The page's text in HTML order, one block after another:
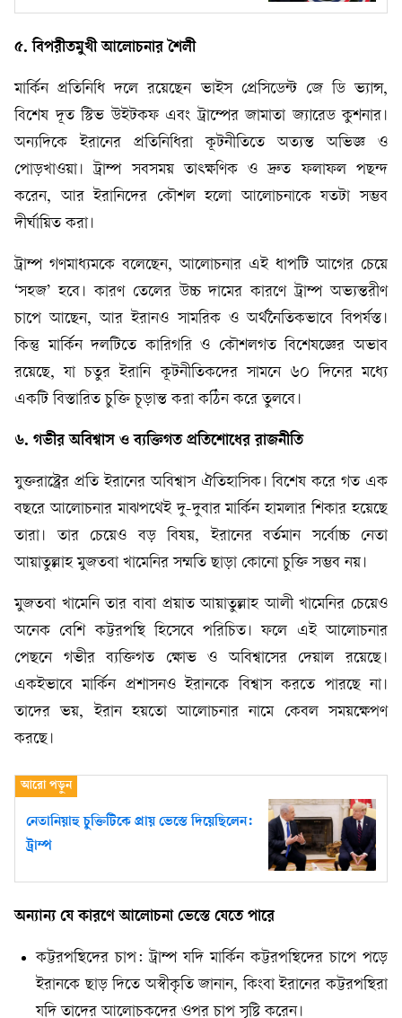
৫. বিপরীতমুখী আলোচনার শৈলী
মার্কিন প্রতিনিধি দলে রয়েছেন ভাইস প্রেসিডেন্ট জে ডি ভ্যান্স,
বিশেষ দূত স্টিভ উইটকফ এবং ট্রাম্পের জামাতা জ্যারেড কুশনার।
অন্যদিকে ইরানের প্রতিনিধিরা কূটনীতিতে অত্যন্ত অভিজ্ঞ ও
পোড়খাওয়া। ট্রাম্প সবসময় তাৎক্ষণিক ও দ্রুত ফলাফল পছন্দ
করেন, আর ইরানিদের কৌশল হলো আলোচনাকে যতটা সম্ভব
দীর্ঘায়িত করা।
ট্রাম্প গণমাধ্যমকে বলেছেন, আলোচনার এই ধাপটি আগের চেয়ে
‘সহজ’ হবে। কারণ তেলের উচ্চ দামের কারণে ট্রাম্প অভ্যন্তরীণ
চাপে আছেন, আর ইরানও সামরিক ও অর্থনৈতিকভাবে বিপর্যস্ত।
কিন্তু মার্কিন দলটিতে কারিগরি ও কৌশলগত বিশেষজ্ঞের অভাব
রয়েছে, যা চতুর ইরানি কূটনীতিকদের সামনে ৬০ দিনের মধ্যে
একটি বিস্তারিত চুক্তি চূড়ান্ত করা কঠিন করে তুলবে।
৬. গভীর অবিশ্বাস ও ব্যক্তিগত প্রতিশোধের রাজনীতি
যুক্তরাষ্ট্রের প্রতি ইরানের অবিশ্বাস ঐতিহাসিক। বিশেষ করে গত এক
বছরে আলোচনার মাঝপথেই দু-দুবার মার্কিন হামলার শিকার হয়েছে
তারা। তার চেয়েও বড় বিষয়, ইরানের বর্তমান সর্বোচ্চ নেতা
আয়াতুল্লাহ মুজতবা খামেনির সম্মতি ছাড়া কোনো চুক্তি সম্ভব নয়।
মুজতবা খামেনি তার বাবা প্রয়াত আয়াতুল্লাহ আলী খামেনির চেয়েও
অনেক বেশি কট্টরপন্থি হিসেবে পরিচিত। ফলে এই আলোচনার
পেছনে গভীর ব্যক্তিগত ক্ষোভ ও অবিশ্বাসের দেয়াল রয়েছে।
একইভাবে মার্কিন প্রশাসনও ইরানকে বিশ্বাস করতে পারছে না।
তাদের ভয়, ইরান হয়তো আলোচনার নামে কেবল সময়ক্ষেপণ
করছে।
নেতানিয়াহু চুক্তিটিকে প্রায় ভেস্তে দিয়েছিলেন:
ট্রাম্প
অন্যান্য যে কারণে আলোচনা ভেস্তে যেতে পারে
কট্টরপন্থিদের চাপ: ট্রাম্প যদি মার্কিন কট্টরপন্থিদের চাপে পড়ে
ইরানকে ছাড় দিতে অস্বীকৃতি জানান, কিংবা ইরানের কট্টরপন্থিরা
যদি তাদের আলোচকদের ওপর চাপ সৃষ্টি করেন।